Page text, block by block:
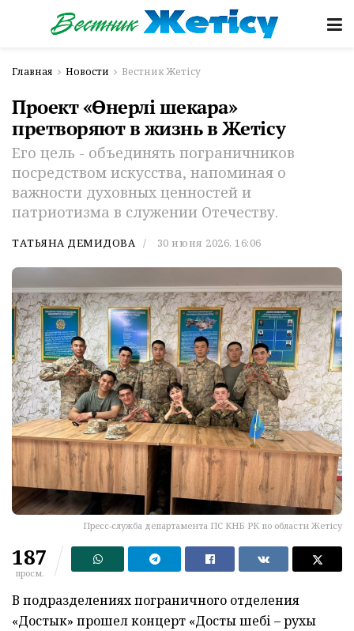
Главная Новости Вестник Жетісу
Проект «Өнерлі шекара»
претворяют в жизнь в Жетісу
Его цель - объединять пограничников
посредством искусства, напоминая о
важности духовных ценностей и
патриотизма в служении Отечеству.
ТАТЬЯНА ДЕМИДОВА 30 июня 2026, 16:06
Пресс-служба департамента ПС КНБ РК по области Жетісу
187
просм.
В подразделениях пограничного отделения
«Достык» прошел концерт «Достық шебі – рухы